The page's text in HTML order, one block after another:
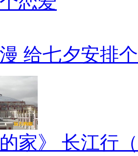
给七夕安排
的家》 长江行